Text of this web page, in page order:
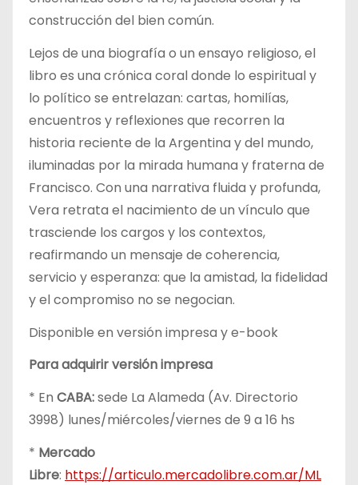
construcción del bien común.
Lejos de una biografía o un ensayo religioso, el
libro es una crónica coral donde lo espiritual y
lo político se entrelazan: cartas, homilías,
encuentros y reflexiones que recorren la
historia reciente de la Argentina y del mundo,
iluminadas por la mirada humana y fraterna de
Francisco. Con una narrativa fluida y profunda,
Vera retrata el nacimiento de un vínculo que
trasciende los cargos y los contextos,
reafirmando un mensaje de coherencia,
servicio y esperanza: que la amistad, la fidelidad
y el compromiso no se negocian.
Disponible en versión impresa y e-book
Para adquirir versión impresa
* En CABA:sede La Alameda (Av. Directorio
3998) lunes/miércoles/viernes de 9 a 16 hs
* Mercado
Libre: https://articulo.mercadolibre.com.ar/ML